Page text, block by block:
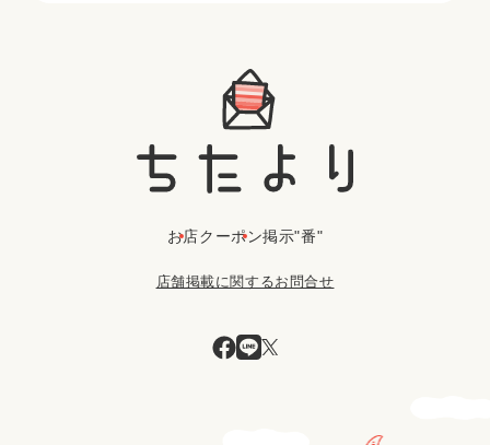
お店クーポン掲示"番"
店舗掲載に関するお問合せ